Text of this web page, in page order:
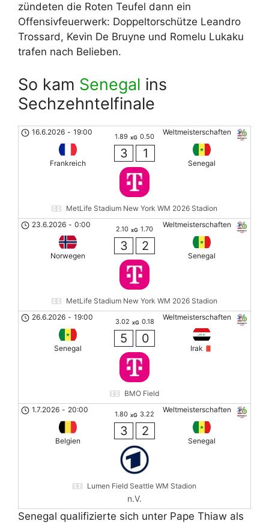
zündeten die Roten Teufel dann ein
Offensivfeuerwerk: Doppeltorschütze Leandro
Trossard, Kevin De Bruyne und Romelu Lukaku
trafen nach Belieben.
So kam Senegal ins
Sechzehntelfinale
Weltmeisterschaften
16.6.2026 - 19:00
Frankreich
1.89 xG 0.50
3 1
Senegal
MetLife Stadium New York WM 2026 Stadion
Weltmeisterschaften
23.6.2026 - 0:00
Norwegen
2.10 xG 1.70
3 2
Senegal
MetLife Stadium New York WM 2026 Stadion
Weltmeisterschaften
26.6.2026 - 19:00
Senegal
3.02 xG 0.18
5 0
Irak
BMO Field
Weltmeisterschaften
1.7.2026 - 20:00
Belgien
1.80 xG 3.22
3 2
Senegal
Lumen Field Seattle WM Stadion
n.V.
Senegal qualifizierte sich unter Pape Thiaw als